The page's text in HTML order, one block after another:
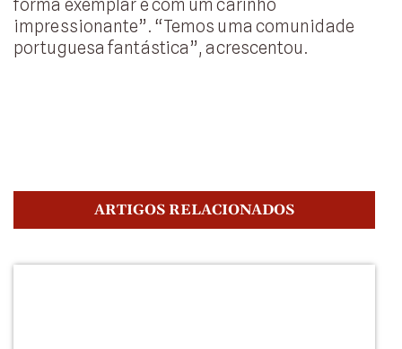
forma exemplar e com um carinho
impressionante”. “Temos uma comunidade
portuguesa fantástica”, acrescentou.
ARTIGOS RELACIONADOS